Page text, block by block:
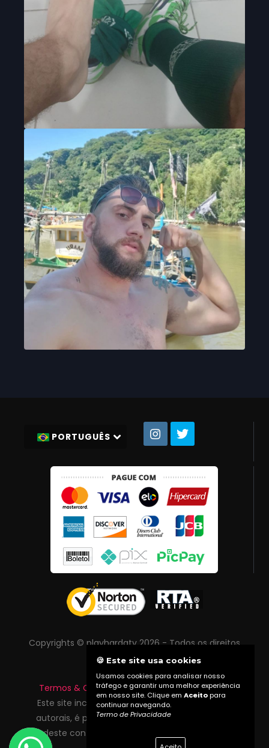
PORTUGUÊS
Copyrights © playhardatv 2026 - Todos os direitos
reservados
Termos & Condições |Política de Privacidade
Este site inclui conteúdo protegido por direitos
autorais, é proibida reprodução total ou parcial
deste conteúdo sem autorização prévia do
🍪 Este site usa cookies
Usamos cookies para analisar nosso
tráfego e garantir uma melhor experiência
em nosso site. Clique em Aceitopara
continuar navegando.
Termo de Privacidade